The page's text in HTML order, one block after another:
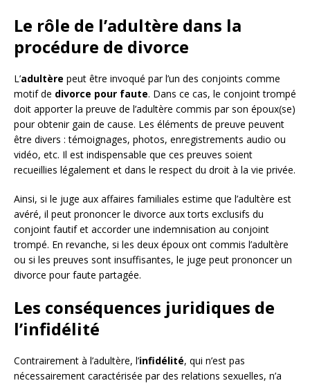
Le rôle de l’adultère dans la
procédure de divorce
L’adultère peut être invoqué par l’un des conjoints comme
motif de divorce pour faute. Dans ce cas, le conjoint trompé
doit apporter la preuve de l’adultère commis par son époux(se)
pour obtenir gain de cause. Les éléments de preuve peuvent
être divers : témoignages, photos, enregistrements audio ou
vidéo, etc. Il est indispensable que ces preuves soient
recueillies légalement et dans le respect du droit à la vie privée.
Ainsi, si le juge aux affaires familiales estime que l’adultère est
avéré, il peut prononcer le divorce aux torts exclusifs du
conjoint fautif et accorder une indemnisation au conjoint
trompé. En revanche, si les deux époux ont commis l’adultère
ou si les preuves sont insuffisantes, le juge peut prononcer un
divorce pour faute partagée.
Les conséquences juridiques de
l’infidélité
Contrairement à l’adultère, l’infidélité, qui n’est pas
nécessairement caractérisée par des relations sexuelles, n’a